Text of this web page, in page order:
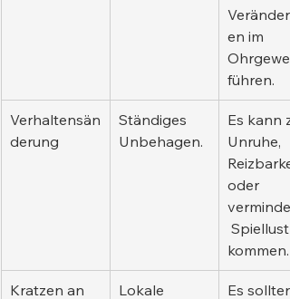
en im
führen.
Verhaltensän
derung
Ständiges
Unbehagen.
Es kann
Unruhe,
oder
Spiellust
kommen.
Kratzen an
Lokale
Es sollten